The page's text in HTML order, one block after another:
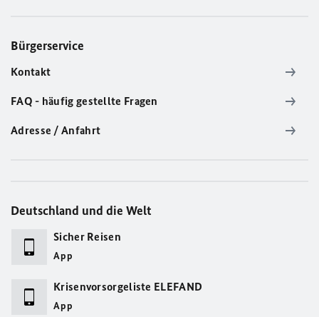
Bürgerservice
Kontakt
FAQ - häufig gestellte Fragen
Adresse / Anfahrt
Deutschland und die Welt
Sicher Reisen
App
Krisenvorsorgeliste ELEFAND
App